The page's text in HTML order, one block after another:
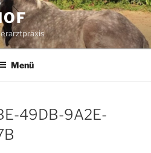
Menü
49DB-9A2E-